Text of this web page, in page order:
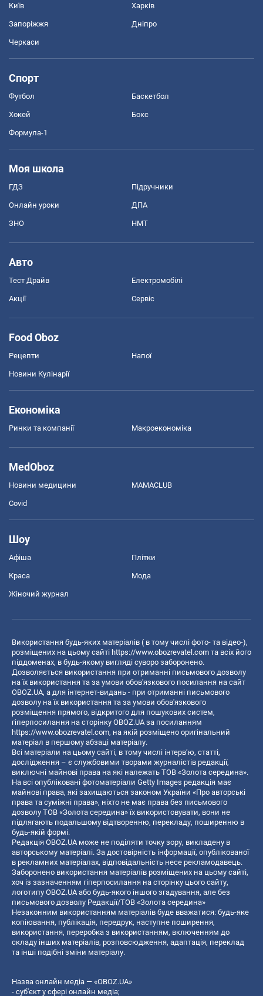
Київ Харків
Запоріжжя Дніпро
Черкаси
Спорт
Футбол Баскетбол
Хокей Бокс
Формула-1
Моя школа
ГДЗ Підручники
Онлайн уроки ДПА
ЗНО НМТ
Авто
Тест Драйв Електромобілі
Акції Сервіс
Food Oboz
Рецепти Напої
Новини Кулінарії
Економіка
Ринки та компанії Макроекономіка
MedOboz
Новини медицини MAMACLUB
Covid
Шоу
Афіша Плітки
Краса Мода
Жіночий журнал
Використання будь-яких матеріалів ( в тому числі фото- та відео-),
розміщених на цьому сайті https://www.obozrevatel.com та всіх його
піддоменах, в будь-якому вигляді суворо заборонено.
Дозволяється використання при отриманні письмового дозволу
на їх використання та за умови обов'язкового посилання на сайт
OBOZ.UA, а для інтернет-видань - при отриманні письмового
дозволу на їх використання та за умови обов'язкового
розміщення прямого, відкритого для пошукових систем,
гіперпосилання на сторінку OBOZ.UA за посиланням
https://www.obozrevatel.com, на якій розміщено оригінальний
матеріал в першому абзаці матеріалу.
Всі матеріали на цьому сайті, в тому числі інтерв’ю, статті,
дослідження – є службовими творами журналістів редакції,
виключні майнові права на які належать ТОВ «Золота середина».
На всі опубліковані фотоматеріали Getty Images редакція має
майнові права, які захищаються законом України «Про авторські
права та суміжні права», ніхто не має права без письмового
дозволу ТОВ «Золота середина» їх використовувати, вони не
підлягають подальшому відтворенню, перекладу, поширенню в
будь-якій формі.
Редакція OBOZ.UA може не поділяти точку зору, викладену в
авторському матеріалі. За достовірність інформації, опублікованої
в рекламних матеріалах, відповідальність несе рекламодавець.
Заборонено використання матеріалів розміщених на цьому сайті,
хоч із зазначенням гіперпосилання на сторінку цього сайту,
логотипу OBOZ.UA або будь-якого іншого згадування, але без
письмового дозволу Редакції/ТОВ «Золота середина»
Незаконним використанням матеріалів буде вважатися: будь-яке
копiювання, публiкацiя, передрук, наступне поширення,
використання, переробка з використанням, включенням до
складу інших матеріалів, розповсюдження, адаптація, переклад
та інші подібні зміни матеріалу.
Назва онлайн медіа — «OBOZ.UA»
- суб'єкт у сфері онлайн медіа;